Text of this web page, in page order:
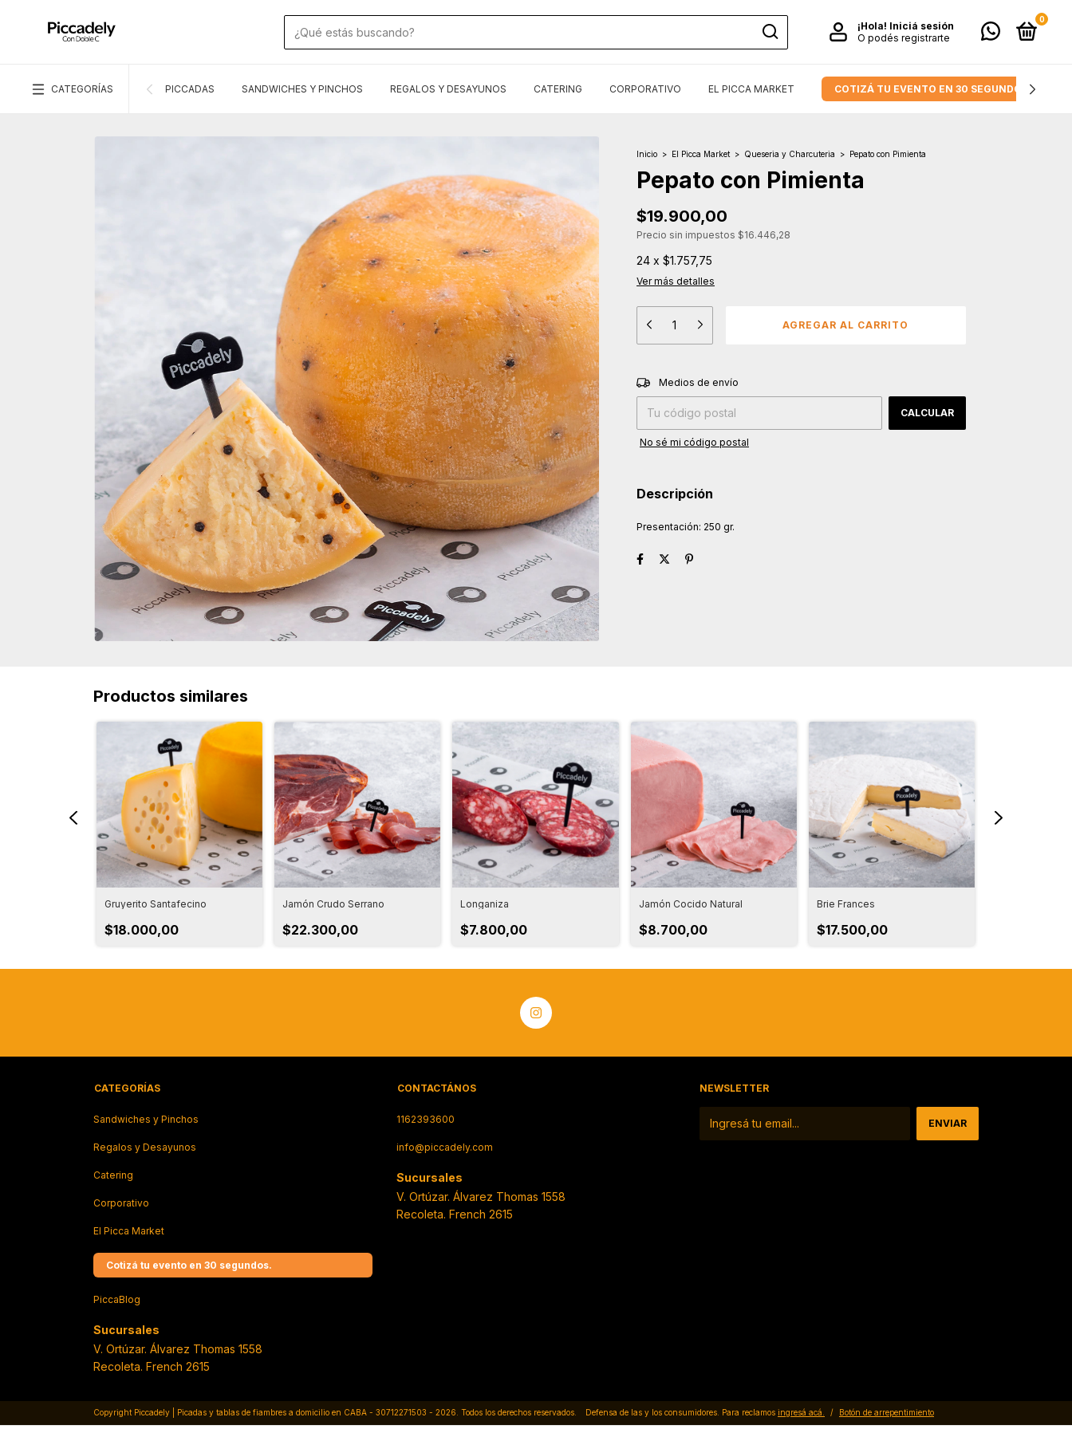
¡Hola! Iniciá sesión
O podés registrarte
0
CATEGORÍAS PICCADAS SANDWICHES Y PINCHOS REGALOS Y DESAYUNOS CATERING CORPORATIVO EL PICCA MARKET COTIZÁ TU EVENTO EN 30 SEGUNDOS.
Inicio > El Picca Market > Queseria y Charcuteria > Pepato con Pimienta
Pepato con Pimienta
$19.900,00
Precio sin impuestos $16.446,28
24 x $1.757,75
Ver más detalles
Entregas para el CP:
Medios de envío
CALCULAR
No sé mi código postal
Descripción
Presentación: 250 gr.
Productos similares
Gruyerito Santafecino
$18.000,00
Jamón Crudo Serrano
$22.300,00
Longaniza
$7.800,00
Jamón Cocido Natural
$8.700,00
Brie Frances
$17.500,00
CATEGORÍAS
Sandwiches y Pinchos
Regalos y Desayunos
Catering
Corporativo
El Picca Market
Cotizá tu evento en 30 segundos.
PiccaBlog
CONTACTÁNOS
1162393600
info@piccadely.com
NEWSLETTER
Copyright Piccadely | Picadas y tablas de fiambres a domicilio en CABA - 30712271503 - 2026. Todos los derechos reservados. Defensa de las y los consumidores. Para reclamos ingresá acá. / Botón de arrepentimiento